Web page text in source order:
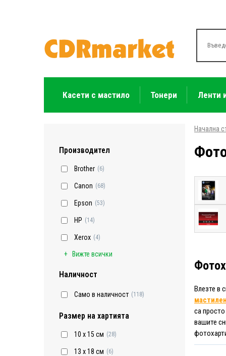
Касети с мастило Тонери Ленти
Производител
Brother (6)
Canon (68)
Epson (53)
HP (14)
Xerox (4)
Вижте всички
Наличност
Само в наличност (118)
Размер на хартията
10 x 15 см (28)
13 x 18 см (6)
Начална
Влезте в
са
вашите